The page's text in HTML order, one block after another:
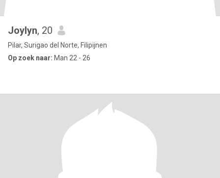
Joylyn, 20
Pilar, Surigao del Norte, Filipijnen
Op zoek naar: Man 22 - 26